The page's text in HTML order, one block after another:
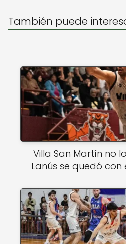
p o
k
También puede
Villa San Martín no
Lanús se quedó